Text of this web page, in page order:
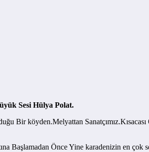
Sesi Hülya Polat.
Bir köyden.Melyattan
Başlamadan Önce Yine karadenizin en çok